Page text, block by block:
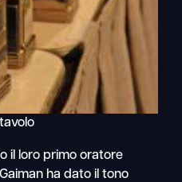
il loro primo oratore
ha dato il tono